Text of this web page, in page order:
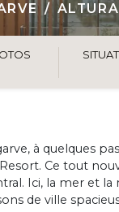
ALTURA
à quelques
Ce tout
Ici, la mer et
de ville